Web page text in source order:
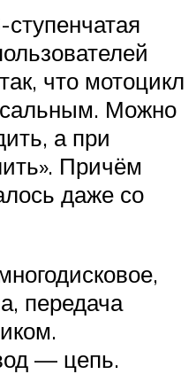
что мотоцикл
Можно
а при
Причём
даже со
передача
— цепь.